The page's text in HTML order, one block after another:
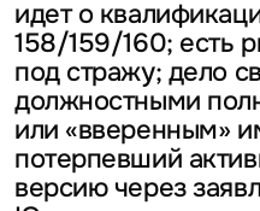
идет о
158/159/160; есть
под стражу; дело
должностными
или «вверенным»
потерпевший
версию через